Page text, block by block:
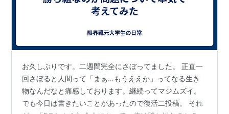
お久しぶりです。二週間完全にさぼってました。 正直一
回さぼると人間って「まぁ…もうええか」ってなる生き
物なんだなと痛感しております。継続ってマジムズイ。
でも今日は書きたいことがあったので復活二投稿。 それ